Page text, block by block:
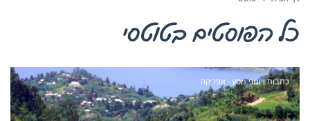
כל הפוסטים בטוטסי
כתבות ויומני מסע - אפריקה